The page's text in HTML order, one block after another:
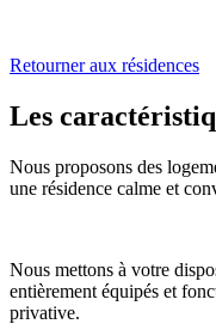
Retourner aux résidences
Les
Nous proposons des
une résidence calme et
Nous mettons à votre
entièrement équipés et
privative.